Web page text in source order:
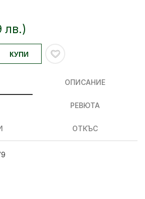
лв.)
КУПИ
ОПИСАНИЕ
РЕВЮТА
ОТКЪС